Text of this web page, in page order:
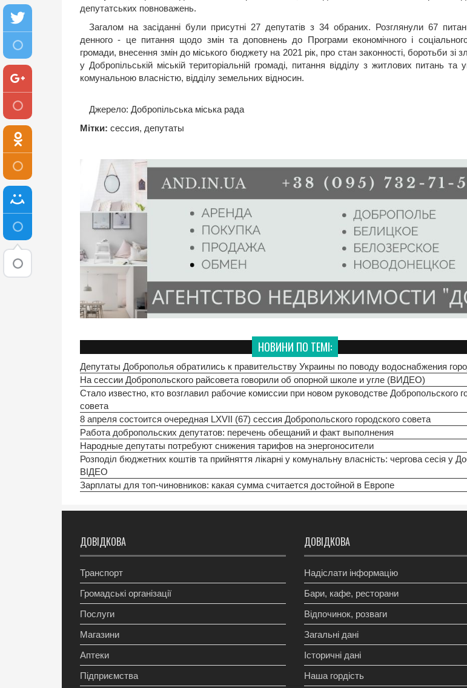
депутатських повноважень.
Загалом на засіданні були присутні 27 депутатів з 34 обраних. Розглянули 67
денного - це питання щодо змін та доповнень до Програми економічного і
громади, внесення змін до міського бюджету на 2021 рік, про стан законності, боротьби зі
у Добропільській міській територіальній громаді, питання відділу з житлових питань та
комунальною власністю, відділу земельних відносин.
Джерело: Добропільська міська рада
Мітки: сессия, депутаты
НОВИНИ ПО ТЕМІ:
Депутаты Доброполья обратились к правительству Украины по поводу водоснабжения
На сессии Добропольского райсовета говорили об опорной школе и угле (ВИДЕО)
Стало известно, кто возглавил рабочие комиссии при новом руководстве Добропольского
совета
8 апреля состоится очередная LХVII (67) сессия Добропольского городского совета
Работа добропольских депутатов: перечень обещаний и факт выполнения
Народные депутаты потребуют снижения тарифов на энергоносители
Розподіл бюджетних коштів та прийняття лікарні у комунальну власність: чергова сесія у
ВIДЕО
Зарплаты для топ-чиновников: какая сумма считается достойной в Европе
ДОВІДКОВА
Транспорт
Громадські організації
Послуги
Магазини
Аптеки
Підприємства
ДОВІДКОВА
Надіслати інформацію
Бари, кафе, ресторани
Відпочинок, розваги
Загальні дані
Історичні дані
Наша гордість